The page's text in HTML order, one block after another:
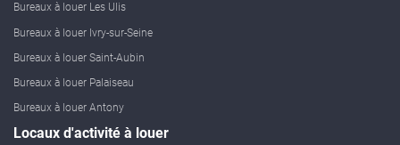
Bureaux à louer Les Ulis
Bureaux à louer Ivry-sur-Seine
Bureaux à louer Saint-Aubin
Bureaux à louer Palaiseau
Bureaux à louer Antony
Locaux d'activité à louer